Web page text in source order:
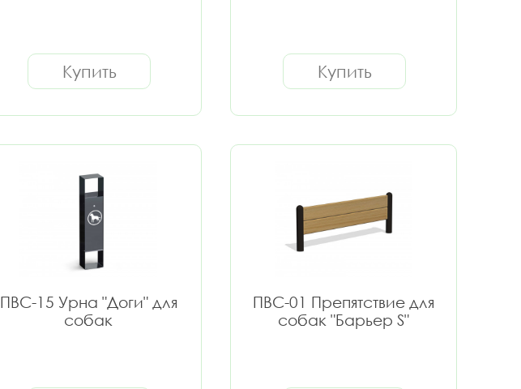
Купить Купить
ПВС-15 Урна "Доги" для
собак
ПВС-01 Препятствие для
собак "Барьер S"